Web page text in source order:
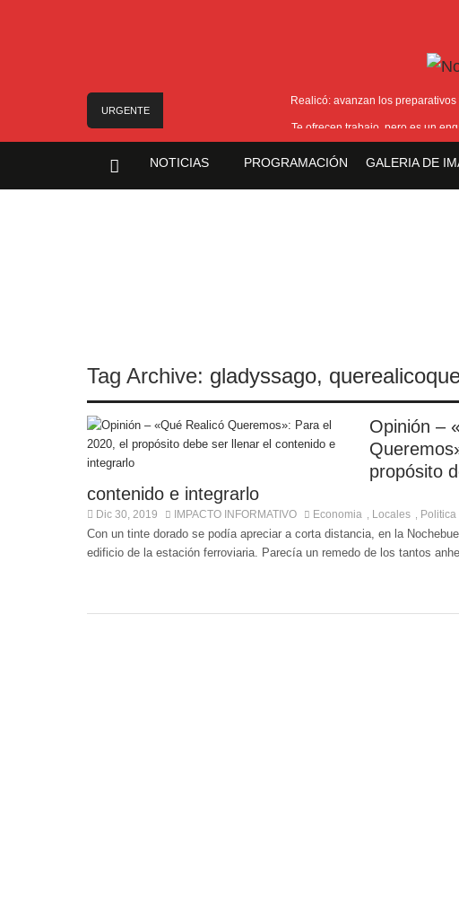
URGENTE
Realicó: avanzan los
Te ofrecen trabajo, pero es un
Freno a la IA | Greg Abbott detiene la aprobación de
NOTICIAS PROGRAMACIÓN GALERIA DE
Tag Archive: gladyssago,
Opinión –
propósito
contenido e integrarlo
Dic 30, 2019 IMPACTO INFORMATIVO Economia Locales Politica
Con un tinte dorado se podía apreciar a corta distancia, en la
edificio de la estación ferroviaria. Parecía un remedo de los tantos